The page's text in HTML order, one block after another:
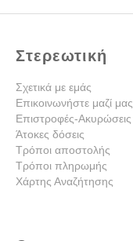
Στερεωτική
Σχετικά με εμάς
Επικοινωνήστε μαζί μας
Επιστροφές-Ακυρώσεις
Άτοκες δόσεις
Τρόποι αποστολής
Τρόποι πληρωμής
Χάρτης Αναζήτησης